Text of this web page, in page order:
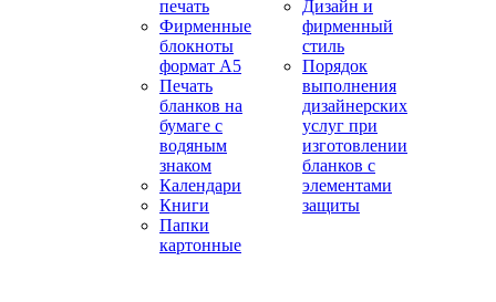
печать
Фирменные
блокноты
формат А5
Печать
бланков на
бумаге с
водяным
знаком
Календари
Книги
Папки
картонные
Дизайн и
фирменный
стиль
Порядок
выполнения
дизайнерских
услуг при
изготовлении
бланков с
элементами
защиты